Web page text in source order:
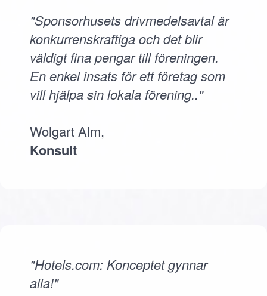
"Sponsorhusets drivmedelsavtal är
konkurrenskraftiga och det blir
väldigt fina pengar till föreningen.
En enkel insats för ett företag som
vill hjälpa sin lokala förening.."
Wolgart Alm,
Konsult
"Hotels.com: Konceptet gynnar
alla!"